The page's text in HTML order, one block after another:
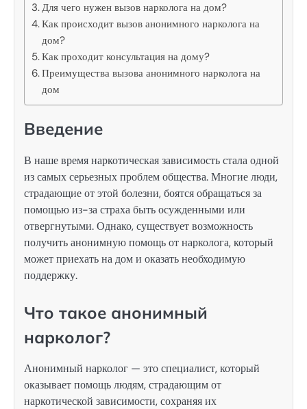
Для чего нужен вызов нарколога на дом?
Как происходит вызов анонимного нарколога на
дом?
Как проходит консультация на дому?
Преимущества вызова анонимного нарколога на
дом
Введение
В наше время наркотическая зависимость стала одной
из самых серьезных проблем общества. Многие люди,
страдающие от этой болезни, боятся обращаться за
помощью из-за страха быть осужденными или
отвергнутыми. Однако, существует возможность
получить анонимную помощь от нарколога, который
может приехать на дом и оказать необходимую
поддержку.
Что такое анонимный
нарколог?
Анонимный нарколог — это специалист, который
оказывает помощь людям, страдающим от
наркотической зависимости, сохраняя их